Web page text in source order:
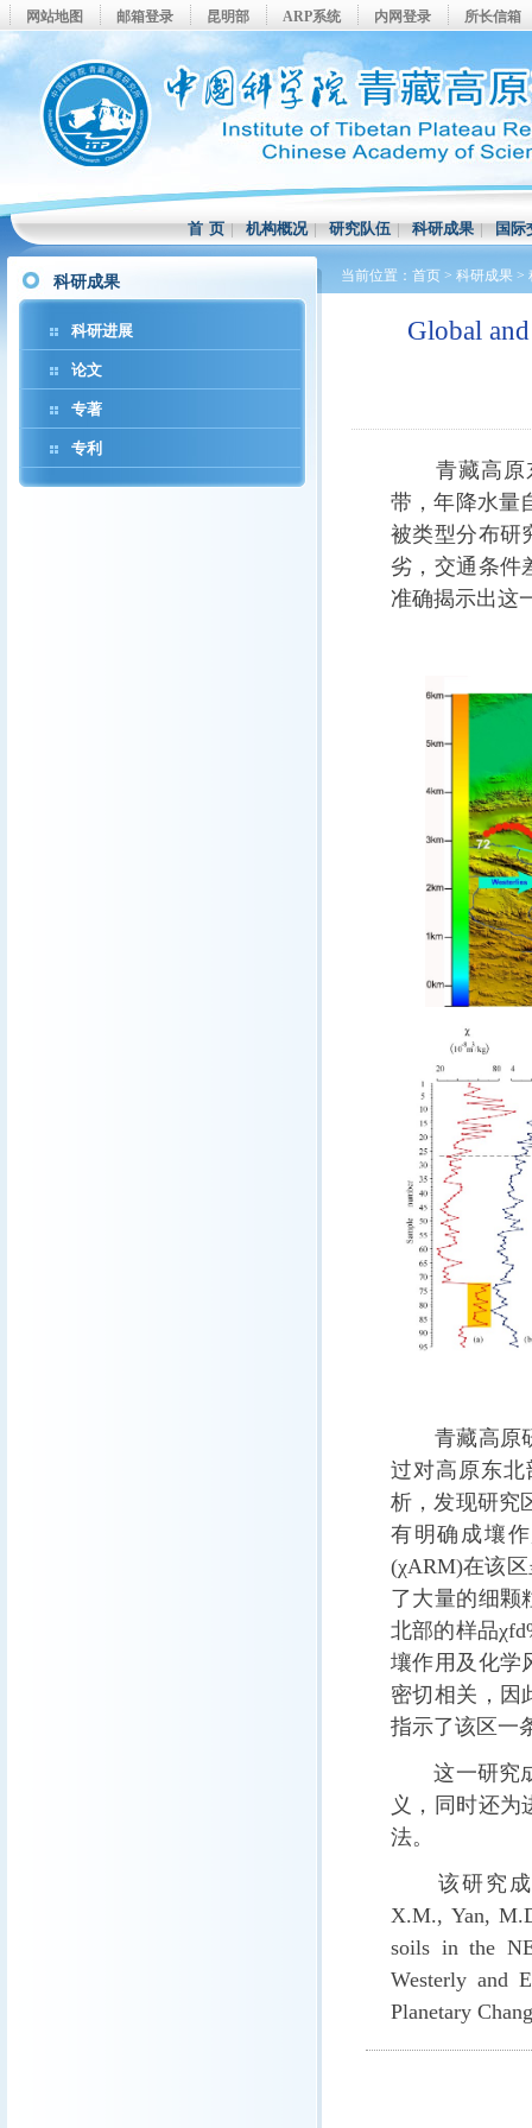
网站地图 邮箱登录 昆明部 ARP系统 内网登录 所长信箱
首 页|机构概况|研究队伍|科研成果|国际
科研成果
科研进展
论文
专著
专利
当前位置： 首页 > 科研成果 >
Global
青藏高原东
带，年降水量
被类型分布研
劣，交通条件
准确揭示出这
青藏高原研
过对高原东
析，发现研究
有明确成壤
(χARM)在该
了大量的细颗
北部的样品
壤作用及化学
密切相关，因
指示了该区一
这一研究成
义，同时还为
法。
该研究成果
X.M., Yan,
soils in the
Westerly and
Planetary